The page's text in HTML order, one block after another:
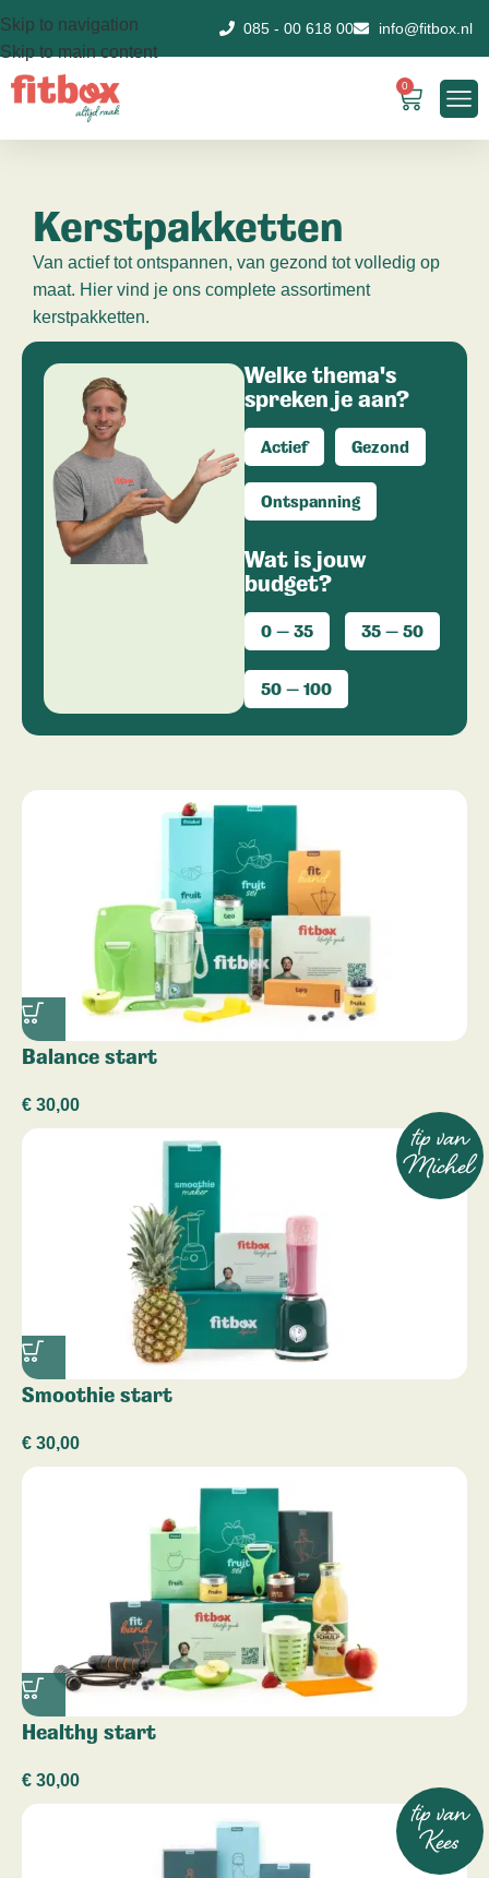
Skip to navigation
Skip to main content
085 - 00 618 00 info@fitbox.nl
0
Kerstpakketten
Van actief tot ontspannen, van gezond tot volledig op
maat. Hier vind je ons complete assortiment
kerstpakketten.
Welke thema's
spreken je aan?
Actief Gezond
Ontspanning
Wat is jouw
budget?
0 — 35 35 — 50
50 — 100
Balance start
€ 30,00
Smoothie start
€ 30,00
tip van
Michel
Healthy start
€ 30,00
tip van
Kees